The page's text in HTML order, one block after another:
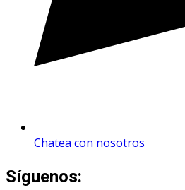
Chatea con nosotros
Síguenos: